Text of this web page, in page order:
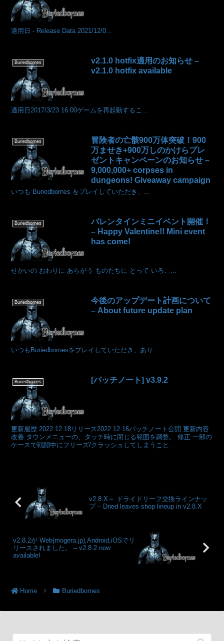
適用日 - Release Data 2021/12/0...
Buriedbornes
v2.1.0 hotfix適用のお知らせ –
v2.1.0 hotfix available
適用日2017/3/23 16:00ゲームを再起動するこ...
Buriedbornes
冒険者の亡骸900万体突破！900
万ませき+900万しのかけらプレ
ゼントキャンペーンのお知らせ –
9,000,000+ corpses in
dungeons! Giveaway campaign
いつも Buriedbornes をプレイしていただき、...
Buriedbornes
バレンタインミニイベント開催！
– Happy Valentine!! Mini event
has come!
せかいの おわりに あらがう ものたちに とって いろこ...
Buriedbornes
今後のアップデート計画について
– About future update plan
いつもBuriedbornesをプレイしていただき、あり...
Buriedbornes [パッチノート] v3.9.2
更新履歴 2022.12.18リリース2022.12.16パッチノート公開 更新内容
改善 タウンメニューの、タッチ時に閉じる範囲を調整。 修正 一部の
ケースで戦闘中にフリーズ/クラッシュしてしまうこと...
v2.8.X～ ドライドリーフ交換ラインナッ
プ – Dried leaves shop lineup in v2.8.X
v2.8.2が Web(mogera.jp),Android,iOSでリ
リースされました。 – v2.8.2 now
available!
Home Buriedbornes